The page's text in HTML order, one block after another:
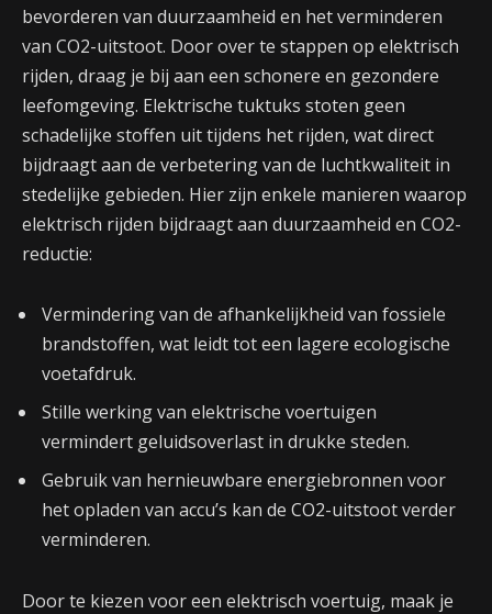
bevorderen van duurzaamheid en het verminderen
van CO2-uitstoot. Door over te stappen op elektrisch
rijden, draag je bij aan een schonere en gezondere
leefomgeving. Elektrische tuktuks stoten geen
schadelijke stoffen uit tijdens het rijden, wat direct
bijdraagt aan de verbetering van de luchtkwaliteit in
stedelijke gebieden. Hier zijn enkele manieren waarop
elektrisch rijden bijdraagt aan duurzaamheid en CO2-
reductie:
Vermindering van de afhankelijkheid van fossiele
brandstoffen, wat leidt tot een lagere ecologische
voetafdruk.
Stille werking van elektrische voertuigen
vermindert geluidsoverlast in drukke steden.
Gebruik van hernieuwbare energiebronnen voor
het opladen van accu’s kan de CO2-uitstoot verder
verminderen.
Door te kiezen voor een elektrisch voertuig, maak je